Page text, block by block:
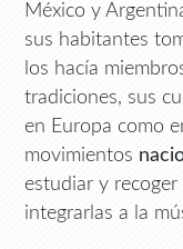
México y
sus habitantes
los hacía
tradiciones, sus
en Europa como
movimientos
estudiar y
integrarlas a la